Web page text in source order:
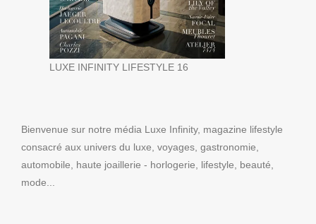
LUXE INFINITY LIFESTYLE 16
Bienvenue sur notre média Luxe Infinity, magazine lifestyle
consacré aux univers du luxe, voyages, gastronomie,
automobile, haute joaillerie - horlogerie, lifestyle, beauté,
mode...